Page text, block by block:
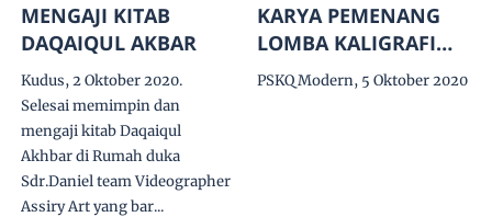
MENGAJI KITAB
DAQAIQUL AKBAR
Kudus, 2 Oktober 2020.
Selesai memimpin dan
mengaji kitab Daqaiqul
Akhbar di Rumah duka
Sdr.Daniel team Videographer
Assiry Art yang bar...
KARYA PEMENANG
LOMBA KALIGRAFI
ASEAN PSKQ
MODERN 2020
PSKQ Modern, 5 Oktober 2020